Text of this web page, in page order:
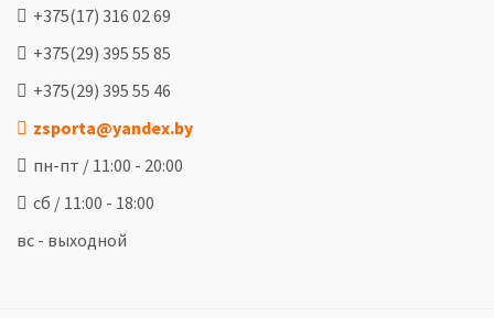
+375(17) 316 02 69
+375(29) 395 55 85
+375(29) 395 55 46
zsporta@yandex.by
пн-пт / 11:00 - 20:00
сб / 11:00 - 18:00
вс - выходной